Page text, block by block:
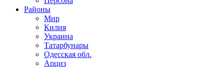
Районы
Мир
Килия
Украина
Татарбунары
Одесская обл.
Арциз